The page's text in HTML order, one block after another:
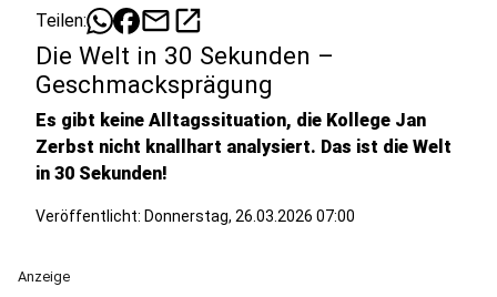
Teilen: mailopen_in_new
Die Welt in 30 Sekunden –
Geschmacksprägung
Es gibt keine Alltagssituation, die Kollege Jan
Zerbst nicht knallhart analysiert. Das ist die Welt
in 30 Sekunden!
Veröffentlicht: Donnerstag, 26.03.2026 07:00
Anzeige